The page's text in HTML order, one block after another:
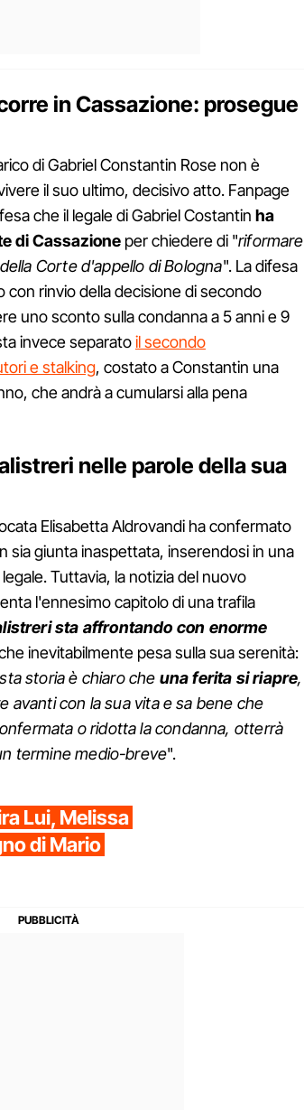
in Cassazione: prosegue
di Gabriel Constantin Rose non è
il suo ultimo, decisivo atto. Fanpage
che il legale di Gabriel Costantin ha
di Cassazione per chiedere di "riformare
Corte d'appello di Bologna". La difesa
rinvio della decisione di secondo
uno sconto sulla condanna a 5 anni e 9
invece separatoil secondo
e stalking, costato a Constantin una
che andrà a cumularsi alla pena
nelle parole della sua
Elisabetta Aldrovandi ha confermato
sia giunta inaspettata, inserendosi in una
Tuttavia, la notizia del nuovo
l'ennesimo capitolo di una trafila
sta affrontando con enorme
inevitabilmente pesa sulla sua serenità:
storia è chiaro che una ferita si riapre,
avanti con la sua vita e sa bene che
o ridotta la condanna, otterrà
termine medio-breve".
Lui, Melissa
di Mario